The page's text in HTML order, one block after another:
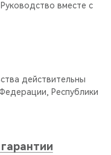
вместе с
действительны
Республики